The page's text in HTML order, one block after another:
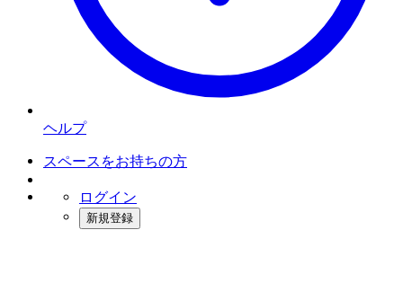
ヘルプ
スペースをお持ちの方
ログイン
新規登録